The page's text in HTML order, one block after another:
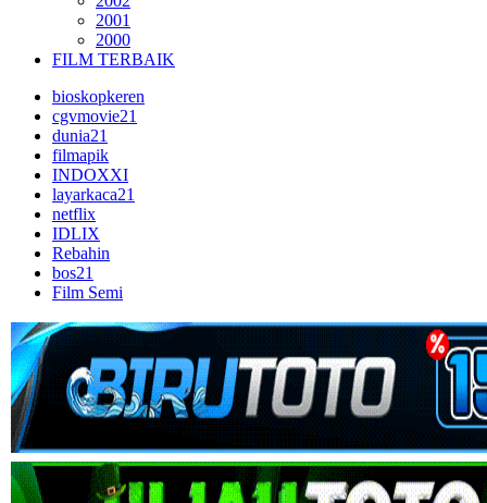
2001
2000
FILM TERBAIK
bioskopkeren
cgvmovie21
dunia21
filmapik
INDOXXI
layarkaca21
netflix
IDLIX
Rebahin
bos21
Film Semi